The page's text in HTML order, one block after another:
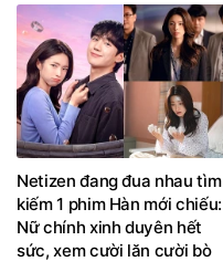
Netizen đang đua nhau tìm
kiếm 1 phim Hàn mới chiếu:
Nữ chính xinh duyên hết
sức, xem cười lăn cười bò